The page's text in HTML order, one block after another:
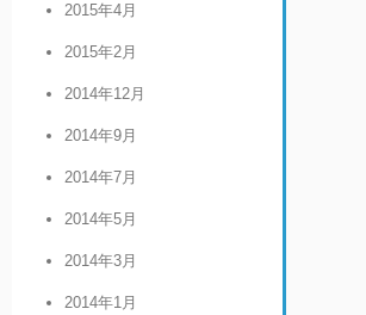
2015年4月
2015年2月
2014年12月
2014年9月
2014年7月
2014年5月
2014年3月
2014年1月